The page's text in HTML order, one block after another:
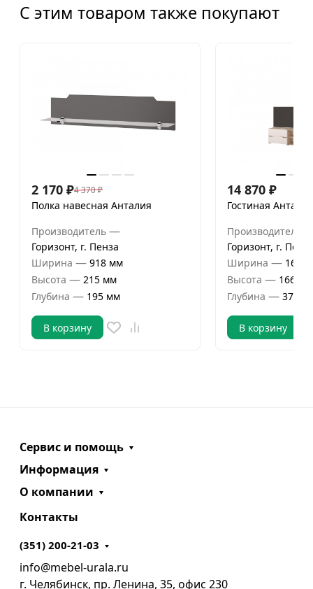
С этим товаром также покупают
2 170 ₽4 370 ₽
Полка навесная Анталия
Производитель —
Горизонт, г. Пенза
Ширина — 918 мм
Высота — 215 мм
Глубина — 195 мм
В корзину
14 870 ₽
Гостиная
Производитель
Горизонт, г.
Ширина — 1650
Высота — 1664
Глубина — 376
В корзину
Сервис и помощь
Информация
О компании
Контакты
(351) 200-21-03
info@mebel-urala.ru
г. Челябинск, пр. Ленина, 35, офис 230